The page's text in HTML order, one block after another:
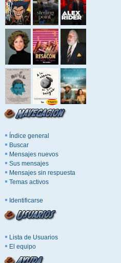
Índice general
Buscar
Mensajes nuevos
Sus mensajes
Mensajes sin respuesta
Temas activos
Identificarse
Lista de Usuarios
El equipo